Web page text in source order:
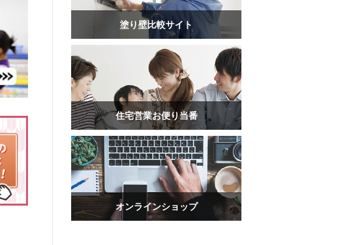
塗り壁比較サイト
住宅営業お便り当番
オンラインショップ